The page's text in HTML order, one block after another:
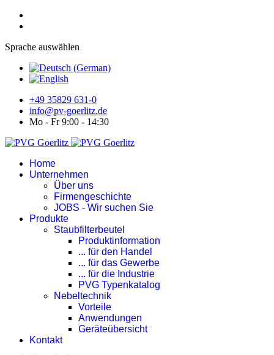
Sprache auswählen
+49 35829 631-0
info@pv-goerlitz.de
Mo - Fr 9:00 - 14:30
Home
Unternehmen
Über uns
Firmengeschichte
JOBS - Wir suchen Sie
Produkte
Staubfilterbeutel
Produktinformation
... für den Handel
... für das Gewerbe
... für die Industrie
PVG Typenkatalog
Nebeltechnik
Vorteile
Anwendungen
Geräteübersicht
Kontakt